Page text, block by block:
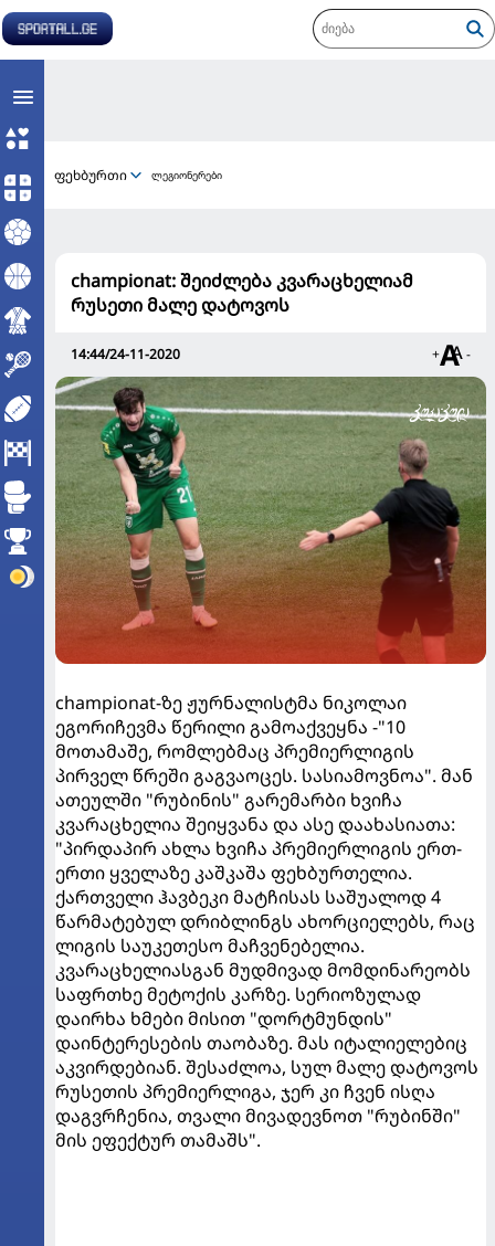
ფეხბურთი ლეგიონერები
championat: შეიძლება კვარაცხელიამ
რუსეთი მალე დატოვოს
14:44/24-11-2020 + -
championat-ზე ჟურნალისტმა ნიკოლაი
ეგორიჩევმა წერილი გამოაქვეყნა -"10
მოთამაშე, რომლებმაც პრემიერლიგის
პირველ წრეში გაგვაოცეს. სასიამოვნოა". მან
ათეულში "რუბინის" გარემარბი ხვიჩა
კვარაცხელია შეიყვანა და ასე დაახასიათა:
"პირდაპირ ახლა ხვიჩა პრემიერლიგის ერთ-
ერთი ყველაზე კაშკაშა ფეხბურთელია.
ქართველი ჰავბეკი მატჩისას საშუალოდ 4
წარმატებულ დრიბლინგს ახორციელებს, რაც
ლიგის საუკეთესო მაჩვენებელია.
კვარაცხელიასგან მუდმივად მომდინარეობს
საფრთხე მეტოქის კარზე. სერიოზულად
დაირხა ხმები მისით "დორტმუნდის"
დაინტერესების თაობაზე. მას იტალიელებიც
აკვირდებიან. შესაძლოა, სულ მალე დატოვოს
რუსეთის პრემიერლიგა, ჯერ კი ჩვენ ისღა
დაგვრჩენია, თვალი მივადევნოთ "რუბინში"
მის ეფექტურ თამაშს".